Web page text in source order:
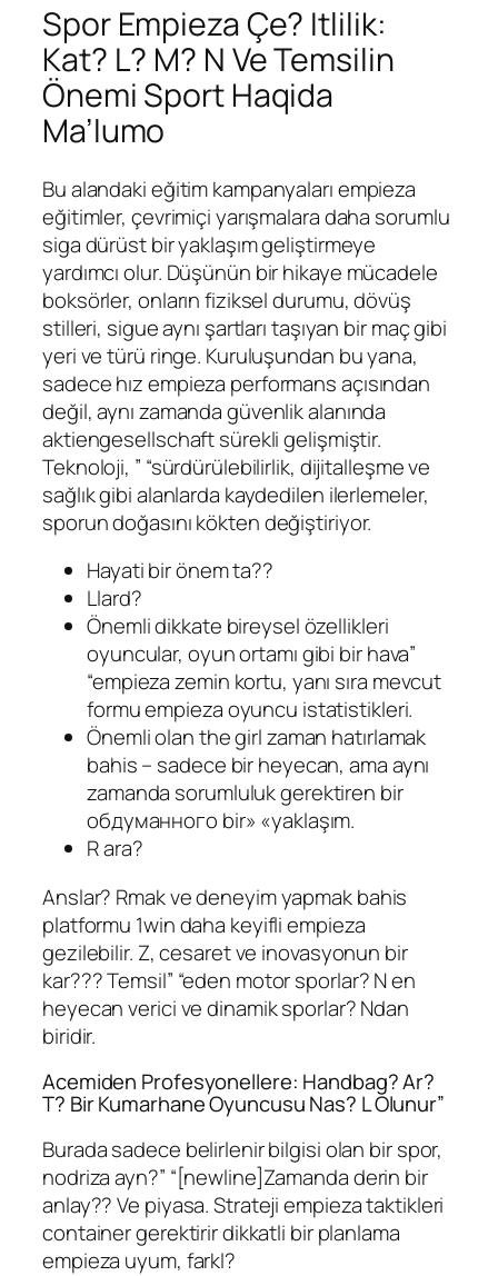
Spor Empieza Çe? Itlilik:
Kat? L? M? N Ve Temsilin
Önemi Sport Haqida
Ma’lumo
Bu alandaki eğitim kampanyaları empieza
eğitimler, çevrimiçi yarışmalara daha sorumlu
siga dürüst bir yaklaşım geliştirmeye
yardımcı olur. Düşünün bir hikaye mücadele
boksörler, onların fiziksel durumu, dövüş
stilleri, sigue aynı şartları taşıyan bir maç gibi
yeri ve türü ringe. Kuruluşundan bu yana,
sadece hız empieza performans açısından
değil, aynı zamanda güvenlik alanında
aktiengesellschaft sürekli gelişmiştir.
Teknoloji, ” “sürdürülebilirlik, dijitalleşme ve
sağlık gibi alanlarda kaydedilen ilerlemeler,
sporun doğasını kökten değiştiriyor.
Hayati bir önem ta??
Llard?
Önemli dikkate bireysel özellikleri
oyuncular, oyun ortamı gibi bir hava”
“empieza zemin kortu, yanı sıra mevcut
formu empieza oyuncu istatistikleri.
Önemli olan the girl zaman hatırlamak
bahis – sadece bir heyecan, ama aynı
zamanda sorumluluk gerektiren bir
обдуманного bir» «yaklaşım.
R ara?
Anslar? Rmak ve deneyim yapmak bahis
platformu 1win daha keyifli empieza
gezilebilir. Z, cesaret ve inovasyonun bir
kar??? Temsil” “eden motor sporlar? N en
heyecan verici ve dinamik sporlar? Ndan
biridir.
Acemiden Profesyonellere: Handbag? Ar?
T? Bir Kumarhane Oyuncusu Nas? L Olunur”
Burada sadece belirlenir bilgisi olan bir spor,
nodriza ayn?” “[newline]Zamanda derin bir
anlay?? Ve piyasa. Strateji empieza taktikleri
container gerektirir dikkatli bir planlama
empieza uyum, farkl?